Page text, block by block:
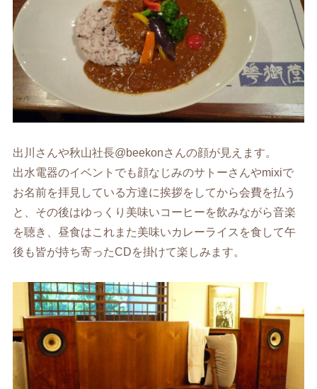
出川さんや秋山社長@beekonさんの顔が見えます。
出水電器のイベントでも顔なじみのサトーさんやmixiで
お名前を拝見している方達に挨拶をしてから会費を払う
と、その後はゆっくり美味いコーヒーを飲みながら音楽
を聴き、昼食はこれまた美味いカレーライスを食して午
後も皆が持ち寄ったCDを掛けて楽しみます。